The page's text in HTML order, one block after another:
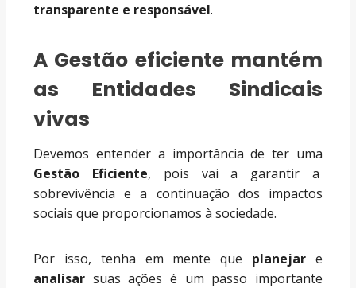
transparente e responsável.
A Gestão eficiente mantém
as Entidades Sindicais
vivas
Devemos entender a importância de ter uma
Gestão Eficiente, pois vai a garantir a
sobrevivência e a continuação dos impactos
sociais que proporcionamos à sociedade.
Por isso, tenha em mente que planejar e
analisar suas ações é um passo importante